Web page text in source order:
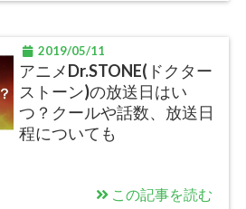
2019/05/11
アニメDr.STONE(ドクター
ストーン)の放送日はい
つ？クールや話数、放送日
程についても
この記事を読む